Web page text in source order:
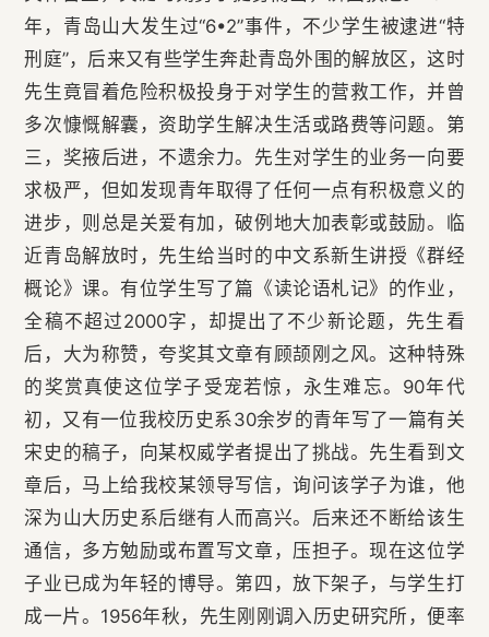
年，青岛山大发生过“6•2”事件，不少学生被逮进“特
刑庭”，后来又有些学生奔赴青岛外围的解放区，这时
先生竟冒着危险积极投身于对学生的营救工作，并曾
多次慷慨解囊，资助学生解决生活或路费等问题。第
三，奖掖后进，不遗余力。先生对学生的业务一向要
求极严，但如发现青年取得了任何一点有积极意义的
进步，则总是关爱有加，破例地大加表彰或鼓励。临
近青岛解放时，先生给当时的中文系新生讲授《群经
概论》课。有位学生写了篇《读论语札记》的作业，
全稿不超过2000字，却提出了不少新论题，先生看
后，大为称赞，夸奖其文章有顾颉刚之风。这种特殊
的奖赏真使这位学子受宠若惊，永生难忘。90年代
初，又有一位我校历史系30余岁的青年写了一篇有关
宋史的稿子，向某权威学者提出了挑战。先生看到文
章后，马上给我校某领导写信，询问该学子为谁，他
深为山大历史系后继有人而高兴。后来还不断给该生
通信，多方勉励或布置写文章，压担子。现在这位学
子业已成为年轻的博导。第四，放下架子，与学生打
成一片。1956年秋，先生刚刚调入历史研究所，便率